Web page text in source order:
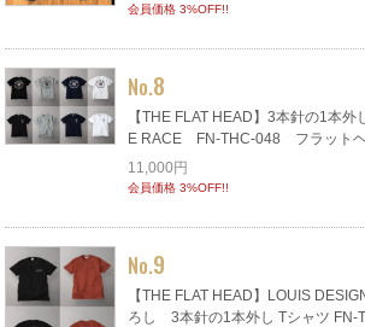
会員価格 3%OFF!!
No.8
【THE FLAT HEAD】3本針の1本
E RACE FN-THC-048 フラット
11,000円
会員価格 3%OFF!!
No.9
【THE FLAT HEAD】LOUIS
ろし 3本針の1本外し Tシャツ